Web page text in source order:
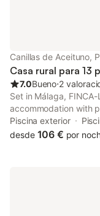
Canillas de Aceituno,
Casa rural para 13
7.0Bueno⋅2
Set in Málaga,
accommodation with
parking for guests
accommodation is 45
Piscina exterior
desde 106 € por